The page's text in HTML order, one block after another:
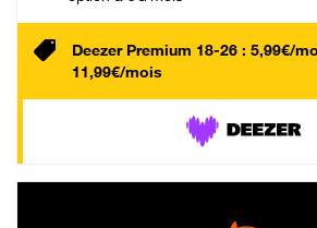
Deezer Premium 18-26 : 5,99€/
11,99€/mois